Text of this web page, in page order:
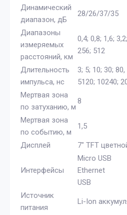
Динамический
диапазон, дБ
28/26/37/35
Диапазоны
измеряемых
расстояний, км
0,4; 0,8; 1,6;
256; 512
Длительность
импульса, нс
3; 5; 10; 30;
5120; 10240;
Мертвая зона
по затуханию, м
8
Мертвая зона
по событию, м
1,5
Дисплей 7" TFT
Интерфейсы
Micro USB
Ethernet
USB
Источник
питания
Li-Ion